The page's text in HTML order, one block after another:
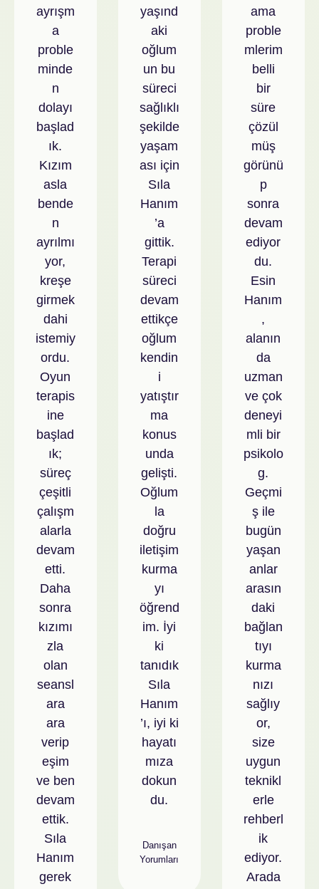
ayrışm
a
proble
minde
n
dolayı
başlad
ık.
Kızım
asla
bende
n
ayrılmı
yor,
kreşe
girmek
dahi
istemiy
ordu.
Oyun
terapis
ine
başlad
ık;
süreç
çeşitli
çalışm
alarla
devam
etti.
Daha
sonra
kızımı
zla
olan
seansl
ara
ara
verip
eşim
ve ben
devam
ettik.
Sıla
Hanım
gerek
yaşınd
aki
oğlum
un bu
süreci
sağlıklı
şekilde
yaşam
ası için
Sıla
Hanım
’a
gittik.
Terapi
süreci
devam
ettikçe
oğlum
kendin
i
yatıştır
ma
konus
unda
gelişti.
Oğlum
la
doğru
iletişim
kurma
yı
öğrend
im. İyi
ki
tanıdık
Sıla
Hanım
’ı, iyi ki
hayatı
mıza
dokun
du.
Danışan
Yorumları
ama
proble
mlerim
belli
bir
süre
çözül
müş
görünü
p
sonra
devam
ediyor
du.
Esin
Hanım
,
alanın
da
uzman
ve çok
deneyi
mli bir
psikolo
g.
Geçmi
ş ile
bugün
yaşan
anlar
arasın
daki
bağlan
tıyı
kurma
nızı
sağlıy
or,
size
uygun
teknikl
erle
rehberl
ik
ediyor.
Arada